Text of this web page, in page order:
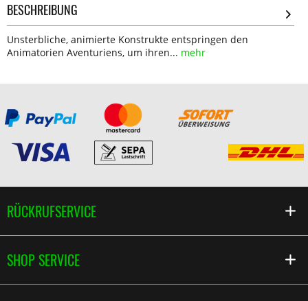
BESCHREIBUNG
Unsterbliche, animierte Konstrukte entspringen den
Animatorien Aventuriens, um ihren... mehr
RÜCKRUFSERVICE
SHOP SERVICE